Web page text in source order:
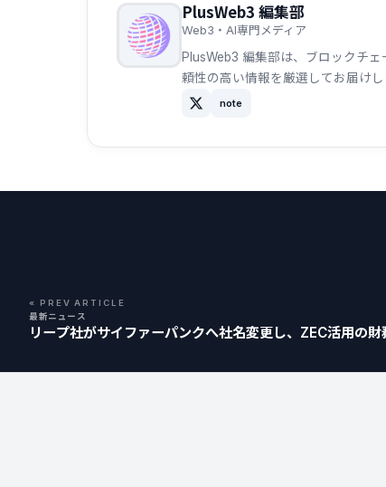
PlusWeb3 編集部
Web3・AI専門メディア
PlusWeb3 編集部は、ブロックチ
頼性の高い情報を厳選してお届けし
note
« PREV ARTICLE
最新ニュース
リープ社がサイファーパンクへ社名変更し、ZEC活用の